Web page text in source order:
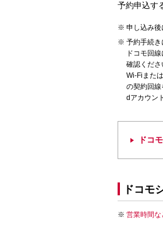
予約申込す
申し込み後
予約手続き
ドコモ回
確認くださ
Wi-Fiまた
の契約回線
dアカウン
ドコ
ドコモ
営業時間